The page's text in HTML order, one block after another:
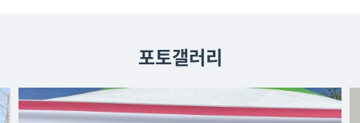
포토갤러리